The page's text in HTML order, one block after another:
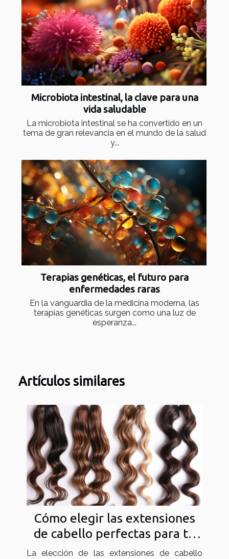
Microbiota intestinal, la clave para una
vida saludable
La microbiota intestinal se ha convertido en un
tema de gran relevancia en el mundo de la salud
y...
Terapias genéticas, el futuro para
enfermedades raras
En la vanguardia de la medicina moderna, las
terapias genéticas surgen como una luz de
esperanza...
Artículos similares
Cómo elegir las extensiones
de cabello perfectas para tu
estilo y necesidades
La elección de las extensiones de cabello